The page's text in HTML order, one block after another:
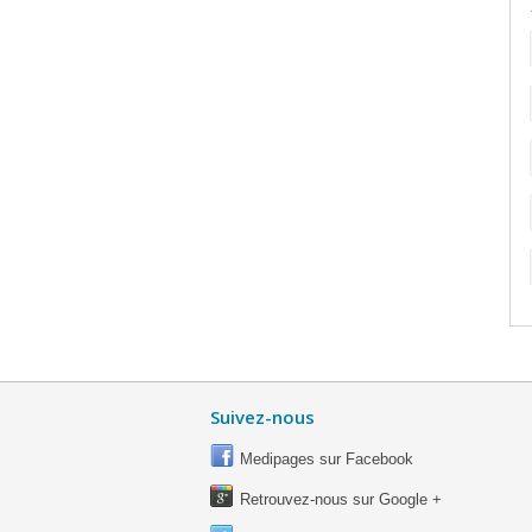
Suivez-nous
Medipages sur Facebook
Retrouvez-nous sur Google +